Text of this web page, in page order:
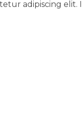
adipiscing